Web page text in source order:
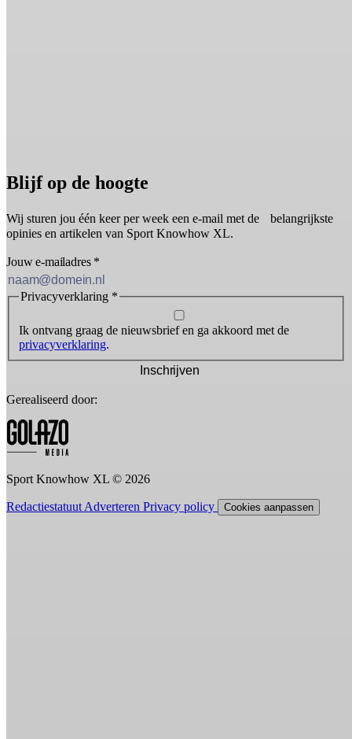
Blijf op de hoogte
Wij sturen jou één keer per week een e-mail met de belangrijkste
opinies en artikelen van Sport Knowhow XL.
Jouw e-mailadres *
Privacyverklaring *
Ik ontvang graag de nieuwsbrief en ga akkoord met de
privacyverklaring.
Inschrijven
Gerealiseerd door:
Sport Knowhow XL © 2026
Redactiestatuut Adverteren Privacy policy Cookies aanpassen